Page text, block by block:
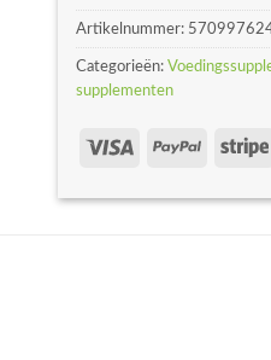
Artikelnummer:
Categorieën:
supplementen